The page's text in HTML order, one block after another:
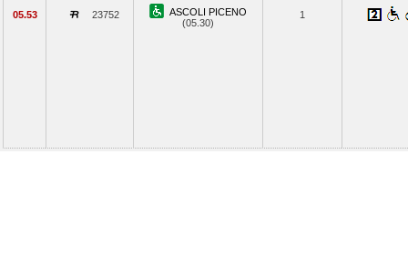
05.53 23752
ASCOLI PICENO
(05.30)
1